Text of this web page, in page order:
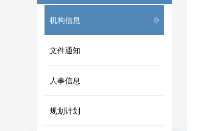
机构信息
文件通知
人事信息
规划计划